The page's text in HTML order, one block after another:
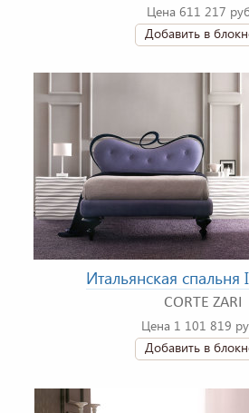
Цена 611 217
Добавить в
Итальянская
CORTE ZARI
Цена 1 101 819
Добавить в